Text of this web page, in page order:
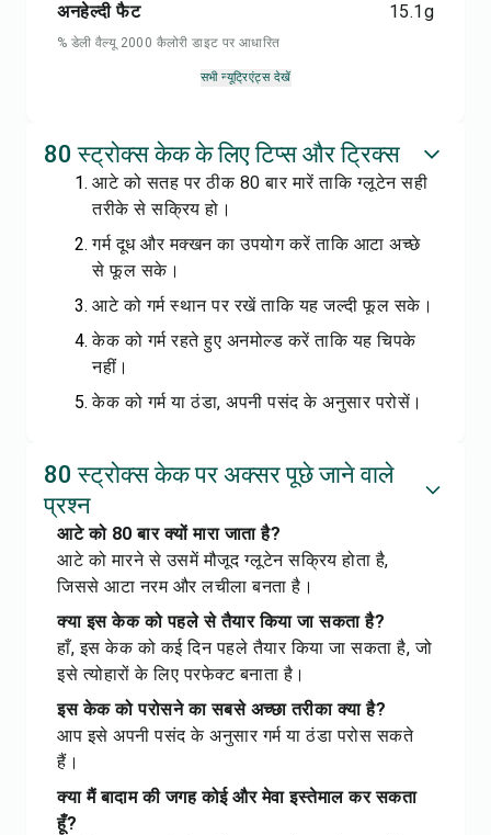
अनहेल्दी फैट
15.1g
% डेली वैल्यू 2000 कैलोरी डाइट पर आधारित
सभी न्यूट्रिएंट्स देखें
80 स्ट्रोक्स केक के लिए टिप्स और ट्रिक्स
आटे को सतह पर ठीक 80 बार मारें ताकि ग्लूटेन सही
तरीके से सक्रिय हो।
गर्म दूध और मक्खन का उपयोग करें ताकि आटा अच्छे
से फूल सके।
आटे को गर्म स्थान पर रखें ताकि यह जल्दी फूल सके।
केक को गर्म रहते हुए अनमोल्ड करें ताकि यह चिपके
नहीं।
केक को गर्म या ठंडा, अपनी पसंद के अनुसार परोसें।
80 स्ट्रोक्स केक पर अक्सर पूछे जाने वाले
प्रश्न
आटे को 80 बार क्यों मारा जाता है?
आटे को मारने से उसमें मौजूद ग्लूटेन सक्रिय होता है,
जिससे आटा नरम और लचीला बनता है।
क्या इस केक को पहले से तैयार किया जा सकता है?
हाँ, इस केक को कई दिन पहले तैयार किया जा सकता है, जो
इसे त्योहारों के लिए परफेक्ट बनाता है।
इस केक को परोसने का सबसे अच्छा तरीका क्या है?
आप इसे अपनी पसंद के अनुसार गर्म या ठंडा परोस सकते
हैं।
क्या मैं बादाम की जगह कोई और मेवा इस्तेमाल कर सकता
हूँ?